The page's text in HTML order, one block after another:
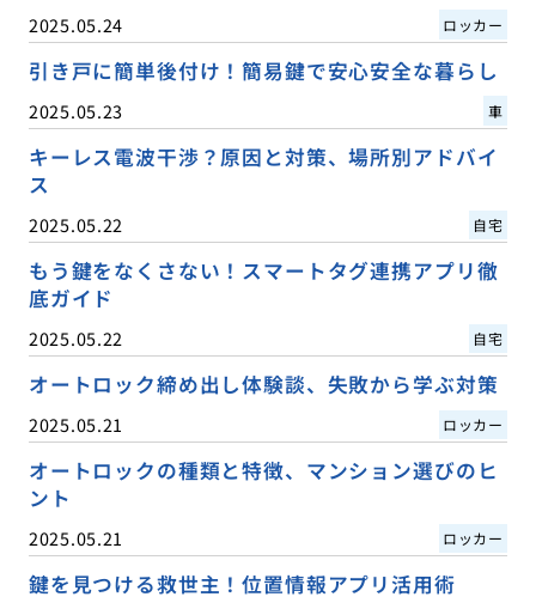
2025.05.24 ロッカー
引き戸に簡単後付け！簡易鍵で安心安全な暮らし
2025.05.23 車
キーレス電波干渉？原因と対策、場所別アドバイ
ス
2025.05.22 自宅
もう鍵をなくさない！スマートタグ連携アプリ徹
底ガイド
2025.05.22 自宅
オートロック締め出し体験談、失敗から学ぶ対策
2025.05.21 ロッカー
オートロックの種類と特徴、マンション選びのヒ
ント
2025.05.21 ロッカー
鍵を見つける救世主！位置情報アプリ活用術